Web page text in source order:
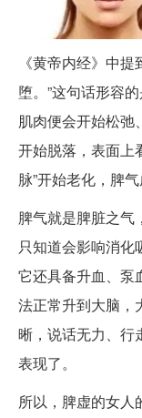
《黄帝内经》中
堕。”这句话形容
肌肉便会开始松弛
开始脱落，表面上
脉”开始老化，脾气
脾气就是脾脏之气
只知道会影响消化
它还具备升血、泵
法正常升到大脑，
晰，说话无力、行
表现了。
所以，脾虚的女人